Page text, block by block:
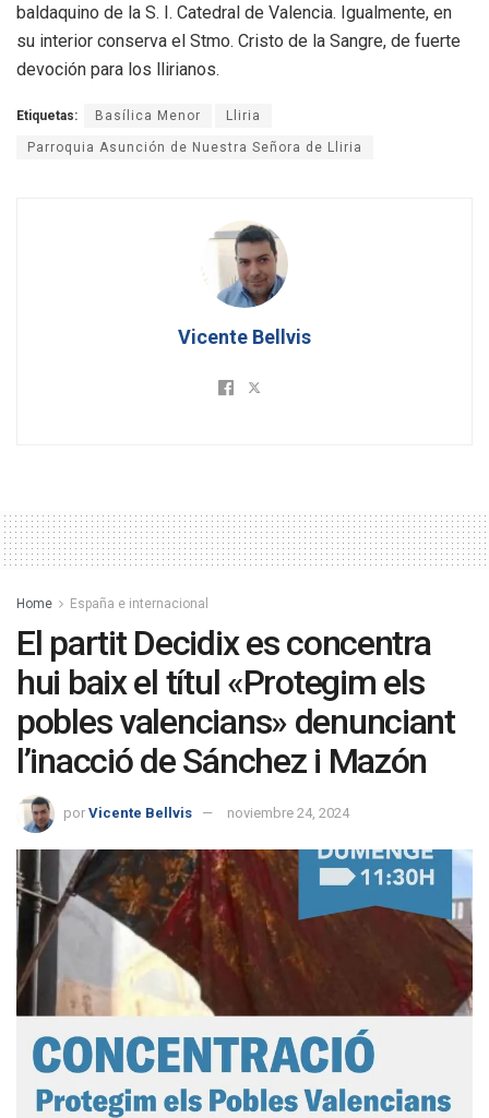
baldaquino de la S. I. Catedral de Valencia. Igualmente, en
su interior conserva el Stmo. Cristo de la Sangre, de fuerte
devoción para los llirianos.
Etiquetas: Basílica Menor Lliria
Parroquia Asunción de Nuestra Señora de Lliria
Vicente Bellvis
Home España e internacional
El partit Decidix es concentra
hui baix el títul «Protegim els
pobles valencians» denunciant
l’inacció de Sánchez i Mazón
por Vicente Bellvis noviembre 24, 2024